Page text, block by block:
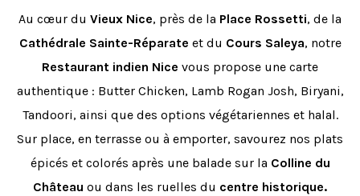
Au cœur du Vieux Nice, près de la Place Rossetti, de la
Cathédrale Sainte-Réparate et du Cours Saleya, notre
Restaurant indien Nice vous propose une carte
authentique : Butter Chicken, Lamb Rogan Josh, Biryani,
Tandoori, ainsi que des options végétariennes et halal.
Sur place, en terrasse ou à emporter, savourez nos plats
épicés et colorés après une balade sur la Colline du
Château ou dans les ruelles du centre historique.